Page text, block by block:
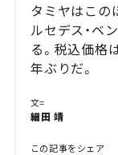
タミヤはこの
ルセデス・ベ
る。税込価格
年ぶりだ。
文=
細田 靖
この記事をシェア